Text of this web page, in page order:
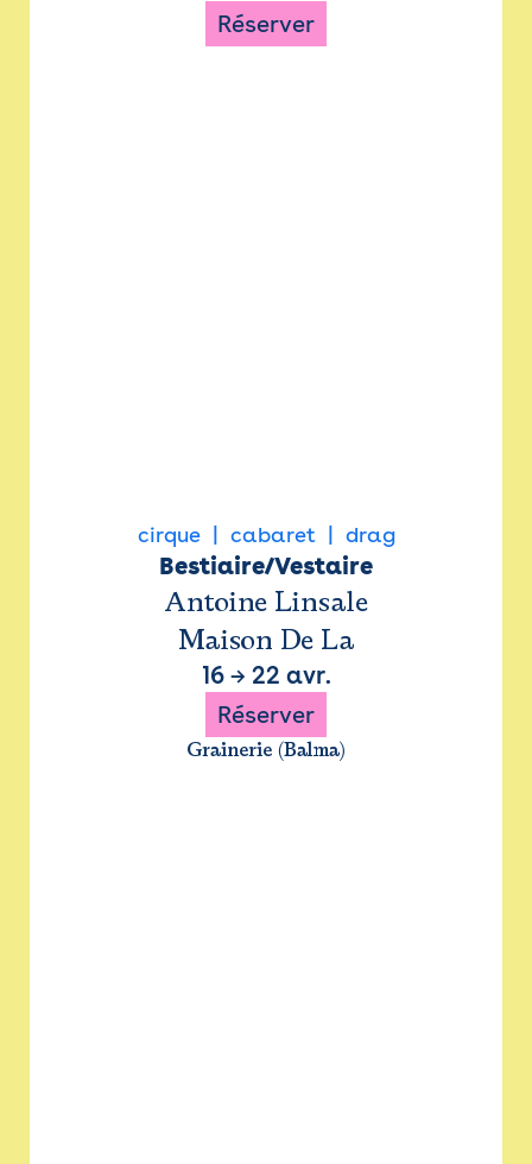
Réserver
cirque cabaret drag
Bestiaire/Vestaire
Antoine Linsale
Maison De La
16→ 22 avr.
Réserver
Grainerie (Balma)